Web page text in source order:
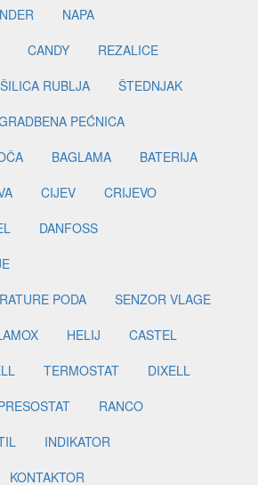
NAPA
CANDY
REZALICE
RUBLJA
ŠTEDNJAK
PEĆNICA
BAGLAMA
BATERIJA
CIJEV
CRIJEVO
DANFOSS
PODA
SENZOR VLAGE
HELIJ
CASTEL
TERMOSTAT
DIXELL
RANCO
INDIKATOR
KONTAKTOR